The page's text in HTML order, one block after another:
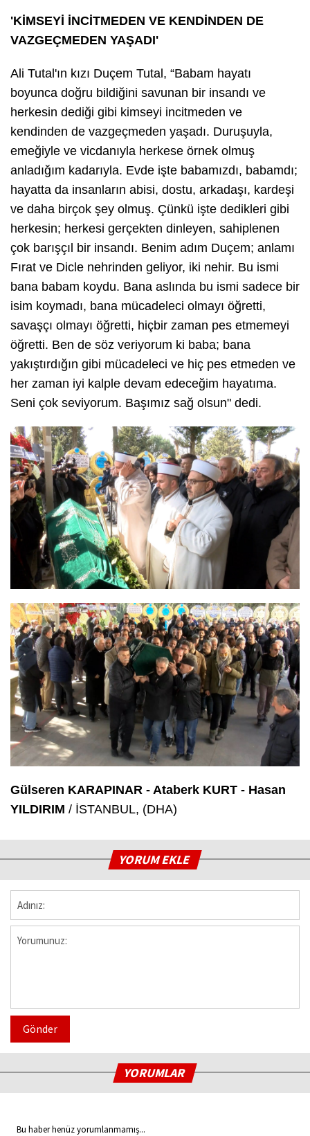
'KİMSEYİ İNCİTMEDEN VE KENDİNDEN DE
VAZGEÇMEDEN YAŞADI'
Ali Tutal'ın kızı Duçem Tutal, “Babam hayatı
boyunca doğru bildiğini savunan bir insandı ve
herkesin dediği gibi kimseyi incitmeden ve
kendinden de vazgeçmeden yaşadı. Duruşuyla,
emeğiyle ve vicdanıyla herkese örnek olmuş
anladığım kadarıyla. Evde işte babamızdı, babamdı;
hayatta da insanların abisi, dostu, arkadaşı, kardeşi
ve daha birçok şey olmuş. Çünkü işte dedikleri gibi
herkesin; herkesi gerçekten dinleyen, sahiplenen
çok barışçıl bir insandı. Benim adım Duçem; anlamı
Fırat ve Dicle nehrinden geliyor, iki nehir. Bu ismi
bana babam koydu. Bana aslında bu ismi sadece bir
isim koymadı, bana mücadeleci olmayı öğretti,
savaşçı olmayı öğretti, hiçbir zaman pes etmemeyi
öğretti. Ben de söz veriyorum ki baba; bana
yakıştırdığın gibi mücadeleci ve hiç pes etmeden ve
her zaman iyi kalple devam edeceğim hayatıma.
Seni çok seviyorum. Başımız sağ olsun" dedi.
Gülseren KARAPINAR - Ataberk KURT - Hasan
YILDIRIM / İSTANBUL, (DHA)
YORUM EKLE
Gönder
YORUMLAR
Bu haber henüz yorumlanmamış...